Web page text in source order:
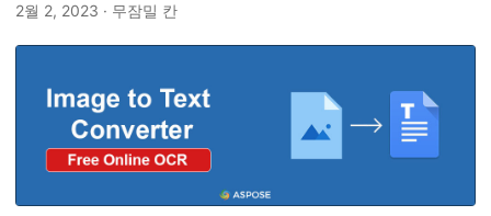
2월 2, 2023 · 무잠밀 칸